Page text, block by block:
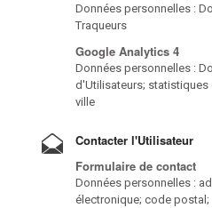
Données personnelles :
Traqueurs
Google Analytics 4
Données personnelles :
d'Utilisateurs; statistiques
ville
Contacter l'Utilisateur
Formulaire de contact
Données personnelles :
électronique; code postal;